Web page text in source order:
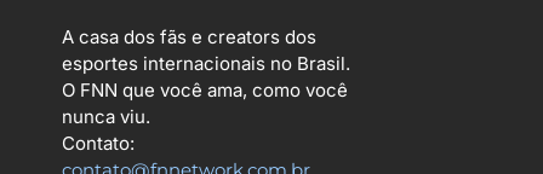
A casa dos fãs e creators dos
esportes internacionais no Brasil.
O FNN que você ama, como você
nunca viu.
Contato: